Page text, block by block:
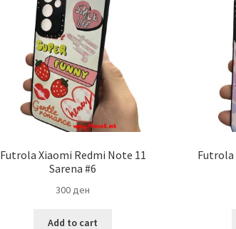
Futrola Xiaomi Redmi Note 11
Sarena #6
300ден
Add to cart
Futrola